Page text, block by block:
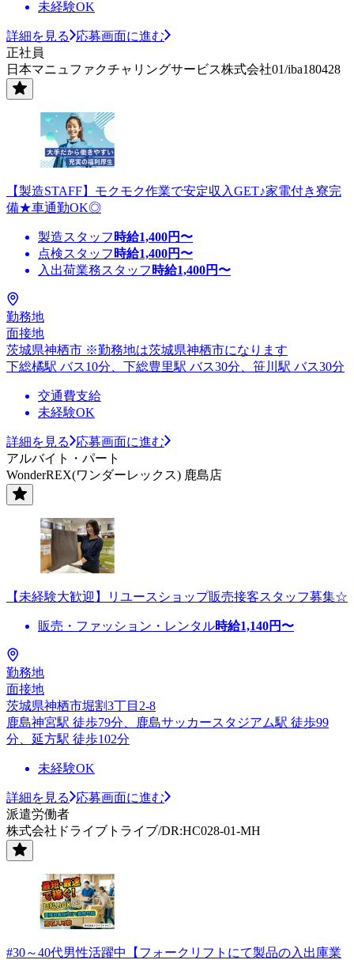
未経験OK
詳細を見る
応募画面に進む
正社員
日本マニュファクチャリングサービス株式会社01/iba180428
【製造STAFF】モクモク作業で安定収入GET♪家電付き寮完
備★車通勤OK◎
製造スタッフ 時給1,400円〜
点検スタッフ 時給1,400円〜
入出荷業務スタッフ 時給1,400円〜
勤務地
面接地
茨城県神栖市 ※勤務地は茨城県神栖市になります
下総橘駅 バス10分、下総豊里駅 バス30分、笹川駅 バス30分
交通費支給
未経験OK
詳細を見る
応募画面に進む
アルバイト・パート
WonderREX(ワンダーレックス) 鹿島店
【未経験大歓迎】リユースショップ販売接客スタッフ募集☆
販売・ファッション・レンタル時給1,140円〜
勤務地
面接地
茨城県神栖市堀割3丁目2-8
鹿島神宮駅 徒歩79分、鹿島サッカースタジアム駅 徒歩99
分、延方駅 徒歩102分
未経験OK
詳細を見る
応募画面に進む
派遣労働者
株式会社ドライブトライブ/DR:HC028-01-MH
#30～40代男性活躍中【フォークリフトにて製品の入出庫業